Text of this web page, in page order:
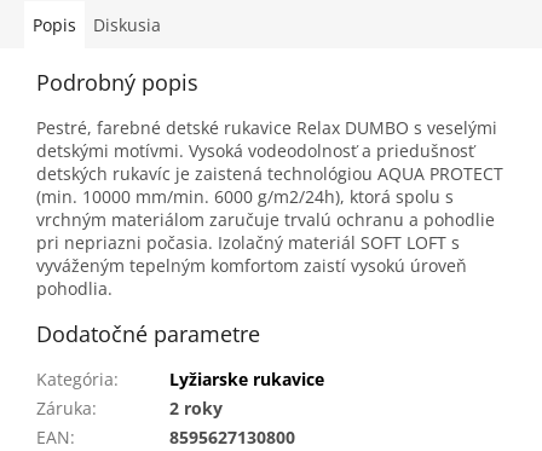
Popis Diskusia
Podrobný popis
Pestré, farebné detské rukavice Relax DUMBO s veselými
detskými motívmi. Vysoká vodeodolnosť a priedušnosť
detských rukavíc je zaistená technológiou AQUA PROTECT
(min. 10000 mm/min. 6000 g/m2/24h), ktorá spolu s
vrchným materiálom zaručuje trvalú ochranu a pohodlie
pri nepriazni počasia. Izolačný materiál SOFT LOFT s
vyváženým tepelným komfortom zaistí vysokú úroveň
pohodlia.
Dodatočné parametre
Kategória:
Lyžiarske rukavice
Záruka:
2 roky
EAN:
8595627130800